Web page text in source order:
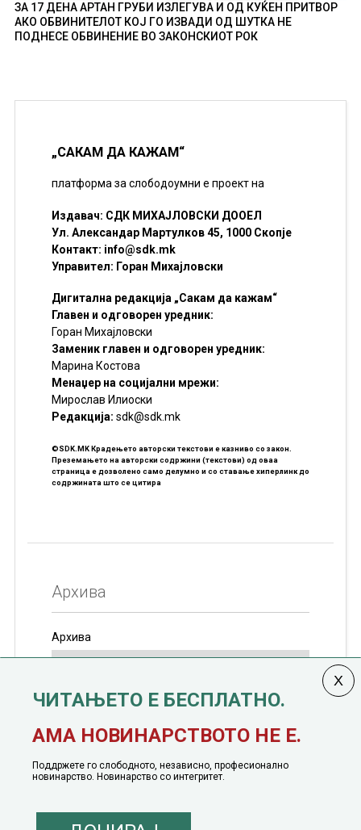
ЗА 17 ДЕНА АРТАН ГРУБИ ИЗЛЕГУВА И ОД КУЌЕН ПРИТВОР
АКО ОБВИНИТЕЛОТ КОЈ ГО ИЗВАДИ ОД ШУТКА НЕ
ПОДНЕСЕ ОБВИНЕНИЕ ВО ЗАКОНСКИОТ РОК
„САКАМ ДА КАЖАМ“
платформа за слободоумни е проект на
Издавач: СДК МИХАЈЛОВСКИ ДООЕЛ
Ул. Александар Мартулков 45, 1000 Скопје
Контакт: info@sdk.mk
Управител: Горан Михајловски
Дигитална редакција „Сакам да кажам“
Главен и одговорен уредник:
Горан Михајловски
Заменик главен и одговорен уредник:
Марина Костова
Менаџер на социјални мрежи:
Мирослав Илиоски
Редакцијa: sdk@sdk.mk
©SDK.MK Крадењето авторски текстови е казниво со закон.
Преземањето на авторски содржини (текстови) од оваа
страница е дозволено само делумно и со ставање хиперлинк до
содржината што се цитира
Архива
Архива
јануари, 1991 година
ЧИТАЊЕТО Е БЕСПЛАТНО.
АМА НОВИНАРСТВОТО НЕ Е.
Поддржете го слободното, независно, професионално
новинарство. Новинарство со интегритет.